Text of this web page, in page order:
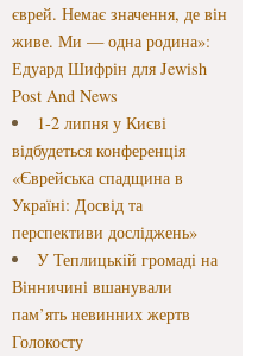
єврей. Немає значення, де він
живе. Ми — одна родина»:
Едуард Шифрін для Jewish
Post And News
1-2 липня у Києві
відбудеться конференція
«Єврейська спадщина в
Україні: Досвід та
перспективи досліджень»
У Теплицькій громаді на
Вінничині вшанували
пам’ять невинних жертв
Голокосту